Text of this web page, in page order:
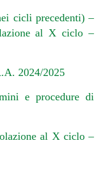
cicli precedenti) –
al X ciclo –
2024/2025
e procedure di
al X ciclo –